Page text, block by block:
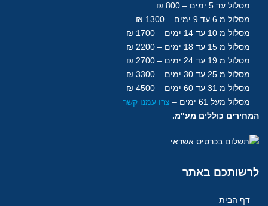
מסלול עד 5 ימים – 800 ₪
מסלול מ 6 עד 9 ימים – 1300 ₪
מסלול מ 10 עד 14 ימים – 1700 ₪
מסלול מ 15 עד 18
ימים – 2200 ₪
מסלול מ 19 עד 24 ימים – 2700 ₪
מסלול מ 25 עד 30
ימים – 3300 ₪
מסלול מ 31 עד 60
ימים – 4500 ₪
מסלול מעל 61
ימים – צרו עמנו קשר
המחירים כוללים מע"מ.
לרשותכם באתר
דף הבית